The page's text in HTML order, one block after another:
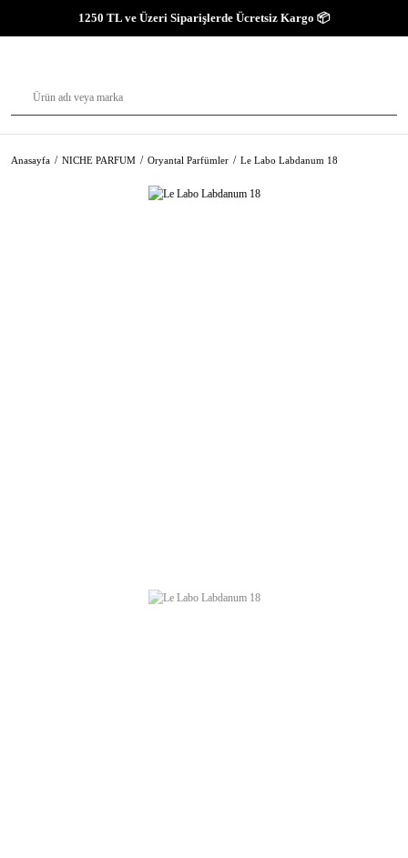
1250 TL ve Üzeri Siparişlerde Ücretsiz Kargo 📦
Anasayfa NICHE PARFUM Oryantal Parfümler Le Labo Labdanum 18